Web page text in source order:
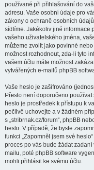
používané při přihlašování do
adresu. Vaše osobní údaje pro
zákony o ochraně osobních
sídlíme. Jakékoliv jiné informace
vašeho uživatelského jména,
můžeme zvolit jako povinné
možnost rozhodnout, zda-li tyto
vašem účtu máte možnost
vytvářených e-mailů phpBB
Vaše heslo je zašifrováno
Přesto není doporučeno
heslo je prostředek k přístupu k
pečlivě uchovejte a v žádném
s „stribrnak.cz/forum“, phpBB
heslo. V případě, že byste
funkci „Zapomněl jsem své
proces po vás bude žádat
mailu, poté phpBB software
mohli přihlásit ke svému účtu.